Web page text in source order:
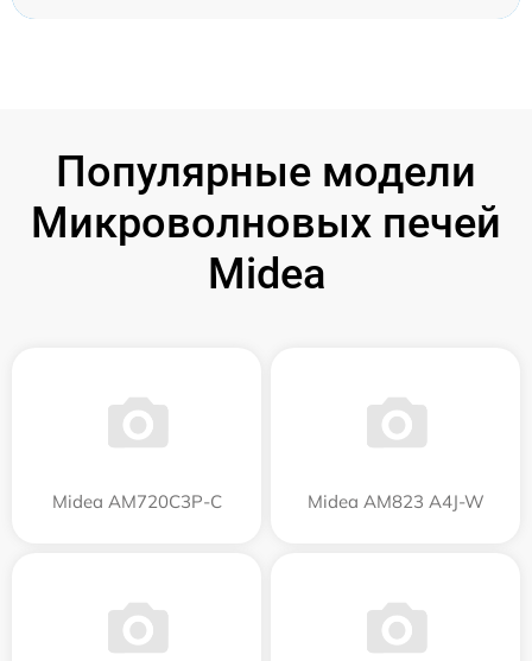
Популярные модели
Микроволновых печей
Midea
Midea AM720C3P-C Midea AM823 A4J-W